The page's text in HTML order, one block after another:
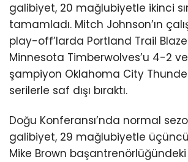
galibiyet, 20 mağlubiyetle ikinci
tamamladı. Mitch Johnson’ın
play-off’larda Portland Trail
Minnesota Timberwolves’u 4-2
şampiyon Oklahoma City
serilerle saf dışı bıraktı.
Doğu Konferansı’nda normal
galibiyet, 29 mağlubiyetle
Mike Brown başantrenörlüğündeki